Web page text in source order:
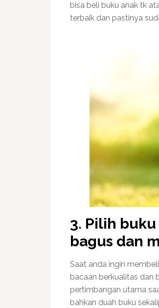
bisa beli buku anak tk
terbaik dan pastinya
3. Pilih
bagus dan
Saat anda ingin membeli
bacaan berkualitas dan
pertimbangan utama
bahkan duah buku